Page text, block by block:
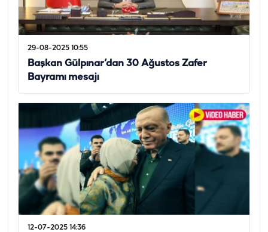
29-08-2025 10:55
Başkan Gülpınar’dan 30 Ağustos Zafer
Bayramı mesajı
12-07-2025 14:36